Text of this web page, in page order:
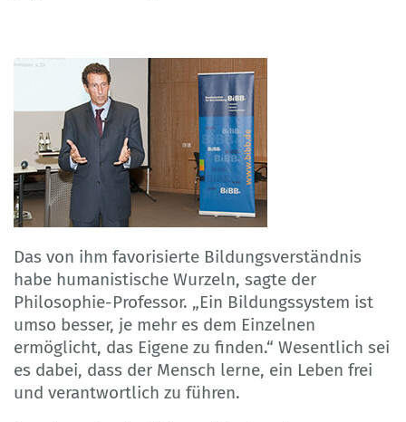
Das von ihm favorisierte Bildungsverständnis
habe humanistische Wurzeln, sagte der
Philosophie-Professor. „Ein Bildungssystem ist
umso besser, je mehr es dem Einzelnen
ermöglicht, das Eigene zu finden.“ Wesentlich sei
es dabei, dass der Mensch lerne, ein Leben frei
und verantwortlich zu führen.